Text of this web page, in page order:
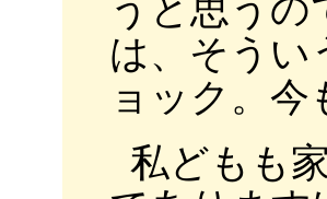
うと思う
は、そうい
ョック。
私どもも